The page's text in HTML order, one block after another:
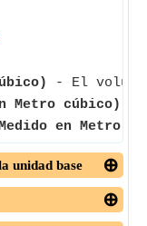
- El
Metro cúbico)
en Metro
unidad base